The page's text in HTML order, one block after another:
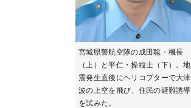
宮城県警航空隊の成田聡・機長
（上）と平仁・操縦士（下）。地
震発生直後にヘリコプターで大津
波の上空を飛び、住民の避難誘導
を試みた。